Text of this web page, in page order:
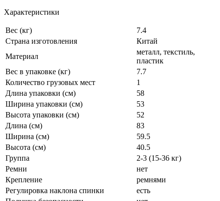
Характеристики
Вес (кг)
7.4
Страна изготовления
Китай
Материал
металл, текстиль,
пластик
Вес в упаковке (кг)
7.7
Количество грузовых мест
1
Длина упаковки (см)
58
Ширина упаковки (см)
53
Высота упаковки (см)
52
Длина (см)
83
Ширина (см)
59.5
Высота (см)
40.5
Группа
2-3 (15-36 кг)
Ремни
нет
Крепление
ремнями
Регулировка наклона спинки
есть